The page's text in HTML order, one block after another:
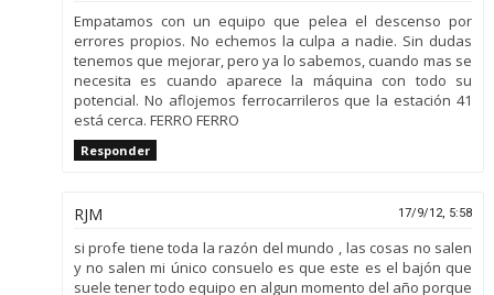
Empatamos con un equipo que pelea el descenso por
errores propios. No echemos la culpa a nadie. Sin dudas
tenemos que mejorar, pero ya lo sabemos, cuando mas se
necesita es cuando aparece la máquina con todo su
potencial. No aflojemos ferrocarrileros que la estación 41
está cerca. FERRO FERRO
Responder
RJM 17/9/12, 5:58
si profe tiene toda la razón del mundo , las cosas no salen
y no salen mi único consuelo es que este es el bajón que
suele tener todo equipo en algun momento del año porque